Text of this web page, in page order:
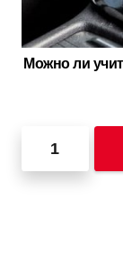
Можно ли
1